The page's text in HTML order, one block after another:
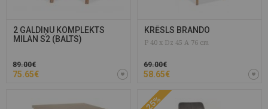
2 GALDIŅU KOMPLEKTS
MILAN S2 (BALTS)
89.00€
75.65€
KRĒSLS BRANDO
P 40 x Dz 45 A 76 cm
69.00€
58.65€
-25%